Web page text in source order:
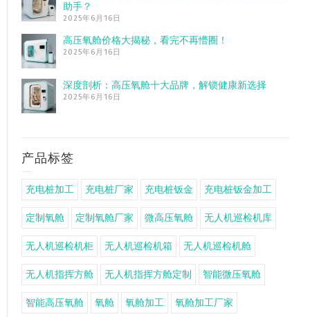
助手？
2025年6月16日
高压氧舱价格大揭秘，看完不再懵圈！
2025年6月16日
深度剖析：高压氧舱十大品牌，解锁健康新选择
2025年6月16日
产品标签
充电桩加工 充电桩厂家 充电桩钣金 充电桩钣金加工
定制氧舱 定制氧舱厂家 微高压氧舱 无人机巡检机库
无人机巡检机柜 无人机巡检机箱 无人机巡检机舱
无人机指挥方舱 无人机指挥方舱定制 智能微压氧舱
智能高压氧舱 氧舱 氧舱加工 氧舱加工厂家